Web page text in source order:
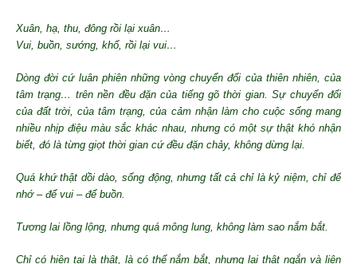
Xuân, hạ, thu, đông rồi lại xuân…
Vui, buồn, sướng, khổ, rồi lại vui…
Dòng đời cứ luân phiên những vòng chuyển đổi của thiên nhiên, của
tâm trạng… trên nền đều đặn của tiếng gõ thời gian. Sự chuyển đổi
của đất trời, của tâm trạng, của cảm nhận làm cho cuộc sống mang
nhiều nhịp điệu màu sắc khác nhau, nhưng có một sự thật khó nhận
biết, đó là từng giọt thời gian cứ đều đặn chảy, không dừng lại.
Quá khứ thật dồi dào, sống động, nhưng tất cả chỉ là kỷ niệm, chỉ để
nhớ – để vui – để buồn.
Tương lai lồng lộng, nhưng quá mông lung, không làm sao nắm bắt.
Chỉ có hiện tại là thật, là có thể nắm bắt, nhưng lại thật ngắn và liên